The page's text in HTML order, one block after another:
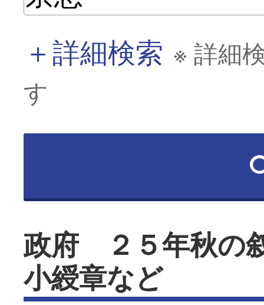
＋詳細検索 ※ 詳細
す
政府 ２５年秋の
小綬章など